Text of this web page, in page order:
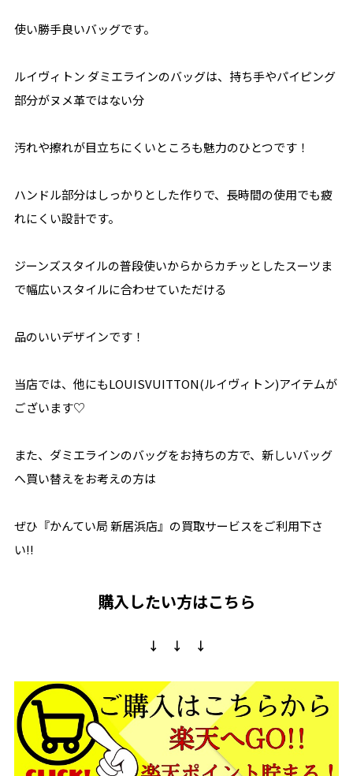
使い勝手良いバッグです。
ルイヴィトン ダミエラインのバッグは、持ち手やパイピング
部分がヌメ革ではない分
汚れや擦れが目立ちにくいところも魅力のひとつです！
ハンドル部分はしっかりとした作りで、長時間の使用でも疲
れにくい設計です。
ジーンズスタイルの普段使いからからカチッとしたスーツま
で幅広いスタイルに合わせていただける
品のいいデザインです！
当店では、他にもLOUISVUITTON(ルイヴィトン)アイテムが
ございます♡
また、ダミエラインのバッグをお持ちの方で、新しいバッグ
へ買い替えをお考えの方は
ぜひ『かんてい局 新居浜店』の買取サービスをご利用下さ
い!!
購入したい方はこちら
↓ ↓ ↓